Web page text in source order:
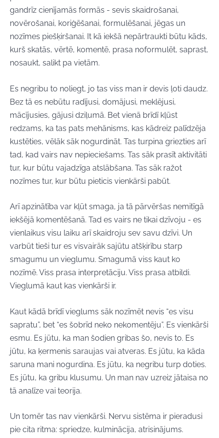
gandrīz cienījamās formās - sevis skaidrošanai,
novērošanai, koriģēšanai, formulēšanai, jēgas un
nozīmes piešķiršanai. It kā iekšā nepārtraukti būtu kāds,
kurš skatās, vērtē, komentē, prasa noformulēt, saprast,
nosaukt, salikt pa vietām.
Es negribu to noliegt, jo tas viss man ir devis ļoti daudz.
Bez tā es nebūtu radījusi, domājusi, meklējusi,
mācījusies, gājusi dziļumā. Bet vienā brīdī kļūst
redzams, ka tas pats mehānisms, kas kādreiz palīdzēja
kustēties, vēlāk sāk nogurdināt. Tas turpina griezties arī
tad, kad vairs nav nepieciešams. Tas sāk prasīt aktivitāti
tur, kur būtu vajadzīga atslābšana. Tas sāk ražot
nozīmes tur, kur būtu pieticis vienkārši pabūt.
Arī apzinātība var kļūt smaga, ja tā pārvēršas nemitīgā
iekšējā komentēšanā. Tad es vairs ne tikai dzīvoju - es
vienlaikus visu laiku arī skaidroju sev savu dzīvi. Un
varbūt tieši tur es visvairāk sajūtu atšķirību starp
smagumu un vieglumu. Smagumā viss kaut ko
nozīmē. Viss prasa interpretāciju. Viss prasa atbildi.
Vieglumā kaut kas vienkārši ir.
Kaut kādā brīdī vieglums sāk nozīmēt nevis “es visu
sapratu”, bet “es šobrīd neko nekomentēju”. Es vienkārši
esmu. Es jūtu, ka man šodien gribas šo, nevis to. Es
jūtu, ka ķermenis saraujas vai atveras. Es jūtu, ka kāda
saruna mani nogurdina. Es jūtu, ka negribu turp doties.
Es jūtu, ka gribu klusumu. Un man nav uzreiz jātaisa no
tā analīze vai teorija.
Un tomēr tas nav vienkārši. Nervu sistēma ir pieradusi
pie cita ritma: spriedze, kulminācija, atrisinājums.